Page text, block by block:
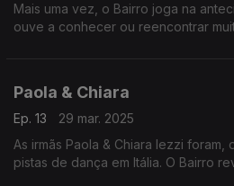
Mais uma vez, o Bairro joga na
ouve a conhecer ou reencontrar
Paola & Chiara
Ep. 13
29 mar. 2025
As irmãs Paola & Chiara Iezzi foram,
pistas de dança em Itália. O Bairro